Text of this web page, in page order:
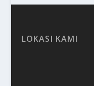
LOKASI KAMI